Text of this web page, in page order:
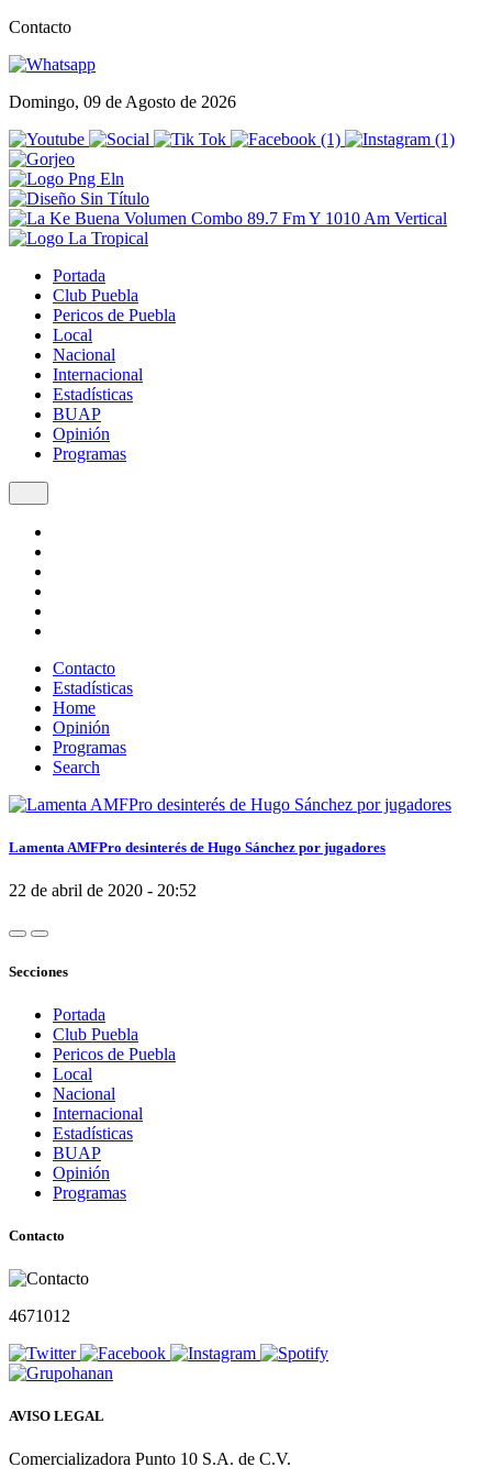
Contacto
Domingo, 09 de Agosto de 2026
Portada
Club Puebla
Pericos de Puebla
Local
Nacional
Internacional
Estadísticas
BUAP
Opinión
Programas
Contacto
Estadísticas
Home
Opinión
Programas
Search
Lamenta AMFPro desinterés de Hugo Sánchez por jugadores
22 de abril de 2020 - 20:52
Secciones
Portada
Club Puebla
Pericos de Puebla
Local
Nacional
Internacional
Estadísticas
BUAP
Opinión
Programas
Contacto
4671012
AVISO LEGAL
Comercializadora Punto 10 S.A. de C.V.